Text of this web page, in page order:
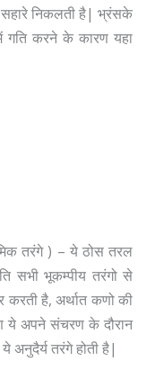
सहारे निकलती है| भ्रंसके
गति करने के कारण यहा
तरंगे ) – ये ठोस तरल
सभी भूकम्पीय तरंगो से
करती है, अर्थात कणो की
ये अपने संचरण के दौरान
अनुदैर्य तरंगे होती है|